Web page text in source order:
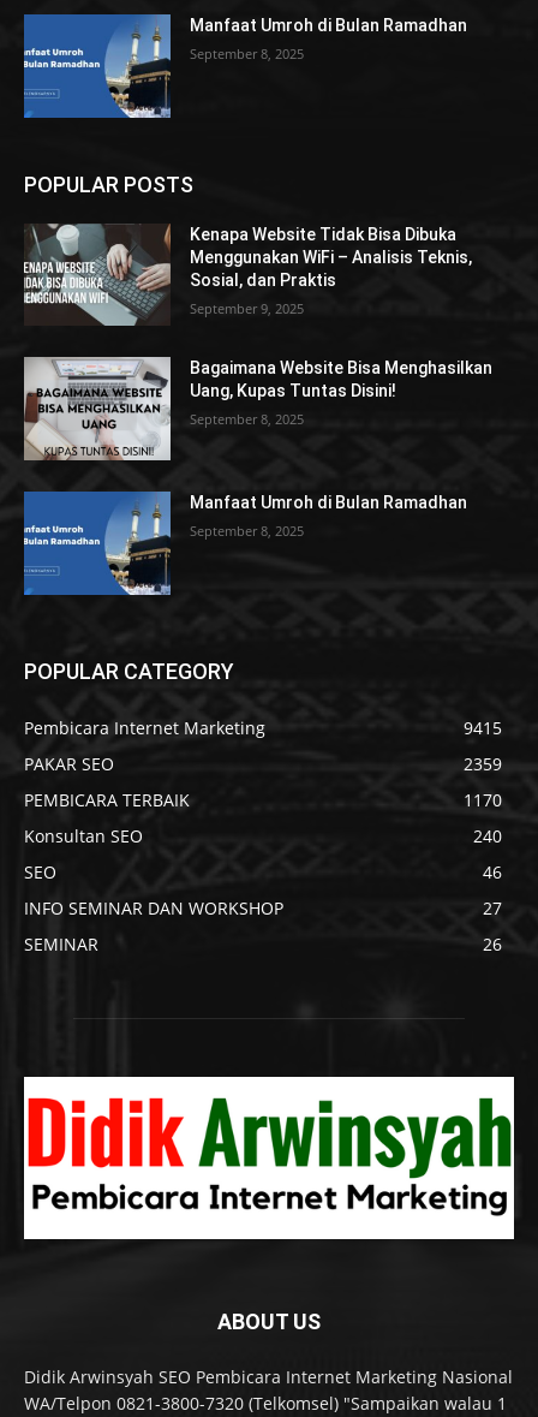
Manfaat Umroh di Bulan Ramadhan
September 8, 2025
POPULAR POSTS
Kenapa Website Tidak Bisa Dibuka
Menggunakan WiFi – Analisis Teknis,
Sosial, dan Praktis
September 9, 2025
Bagaimana Website Bisa Menghasilkan
Uang, Kupas Tuntas Disini!
September 8, 2025
Manfaat Umroh di Bulan Ramadhan
September 8, 2025
POPULAR CATEGORY
Pembicara Internet Marketing
9415
PAKAR SEO
2359
PEMBICARA TERBAIK
1170
Konsultan SEO
240
SEO
46
INFO SEMINAR DAN WORKSHOP
27
SEMINAR
26
ABOUT US
Didik Arwinsyah SEO Pembicara Internet Marketing Nasional
WA/Telpon 0821-3800-7320 (Telkomsel) "Sampaikan walau 1